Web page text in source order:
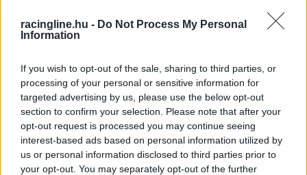
racingline.hu - Do Not Process My Personal
Information
If you wish to opt-out of the sale, sharing to third parties, or
processing of your personal or sensitive information for
targeted advertising by us, please use the below opt-out
section to confirm your selection. Please note that after your
opt-out request is processed you may continue seeing
interest-based ads based on personal information utilized by
us or personal information disclosed to third parties prior to
your opt-out. You may separately opt-out of the further
az eső hozhat némi izgalmat” – tekintett előre
Martin, aki két nehezebb hétvége után az elmúlt
és kerékpározással, illetve nyaralással töltődött
a szezonhajrára.